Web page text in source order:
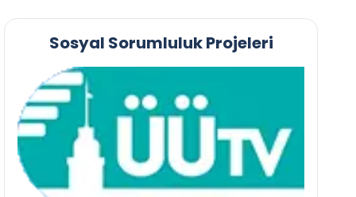
Sosyal Sorumluluk Projeleri